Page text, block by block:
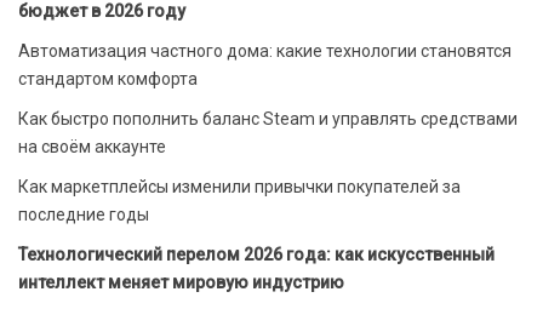
бюджет в 2026 году
Автоматизация частного дома: какие технологии становятся
стандартом комфорта
Как быстро пополнить баланс Steam и управлять средствами
на своём аккаунте
Как маркетплейсы изменили привычки покупателей за
последние годы
Технологический перелом 2026 года: как искусственный
интеллект меняет мировую индустрию